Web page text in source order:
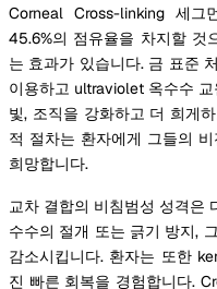
Corneal Cross-linking 세
45.6%의 점유율을 차지할 것
는 효과가 있습니다. 금 표준
이용하고 ultraviolet 옥수수
빛, 조직을 강화하고 더 희게
적 절차는 환자에게 그들의
희망합니다.
교차 결합의 비침범성 성격은
수수의 절개 또는 긁기 방지,
감소시킵니다. 환자는 또한
진 빠른 회복을 경험합니다.